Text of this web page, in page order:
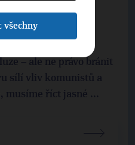
historii, jinak
– ale ne právo bránit
sílí vliv komunistů a
musíme říct jasné ...
všechny